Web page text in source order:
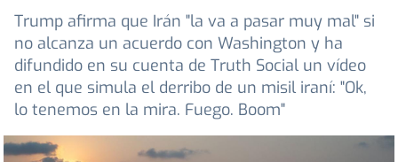
Trump afirma que Irán "la va a pasar muy mal" si
no alcanza un acuerdo con Washington y ha
difundido en su cuenta de Truth Social un vídeo
en el que simula el derribo de un misil iraní: "Ok,
lo tenemos en la mira. Fuego. Boom"